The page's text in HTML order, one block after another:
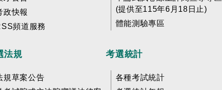
政快報
頻道服務
(提供至115年6月18日止)
體能測驗專區
法規
規草案公告
考選統計
各種考試統計